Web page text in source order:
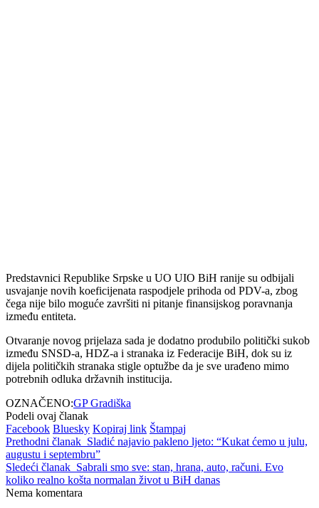
Predstavnici Republike Srpske u UO UIO BiH ranije su odbijali
usvajanje novih koeficijenata raspodjele prihoda od PDV-a, zbog
čega nije bilo moguće završiti ni pitanje finansijskog poravnanja
između entiteta.
Otvaranje novog prijelaza sada je dodatno produbilo politički sukob
između SNSD-a, HDZ-a i stranaka iz Federacije BiH, dok su iz
dijela političkih stranaka stigle optužbe da je sve urađeno mimo
potrebnih odluka državnih institucija.
OZNAČENO:GP Gradiška
Podeli ovaj članak
Facebook Bluesky Kopiraj link Štampaj
Prethodni članak Sladić najavio pakleno ljeto: “Kukat ćemo u julu,
augustu i septembru”
Sledeći članak Sabrali smo sve: stan, hrana, auto, računi. Evo
koliko realno košta normalan život u BiH danas
Nema komentara